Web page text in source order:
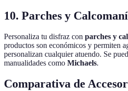
10. Parches y
Personaliza tu disfraz con parches y
productos son económicos y permiten
personalizan cualquier atuendo. Se
manualidades como Michaels.
Comparativa de